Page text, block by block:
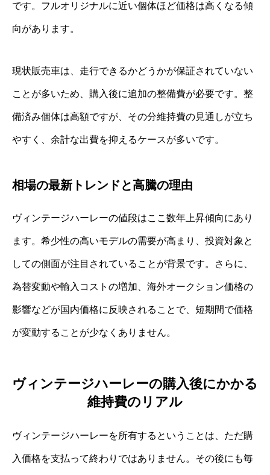
です。フルオリジナルに近い個体ほど価格は高くなる傾
向があります。
現状販売車は、走行できるかどうかが保証されていない
ことが多いため、購入後に追加の整備費が必要です。整
備済み個体は高額ですが、その分維持費の見通しが立ち
やすく、余計な出費を抑えるケースが多いです。
相場の最新トレンドと高騰の理由
ヴィンテージハーレーの値段はここ数年上昇傾向にあり
ます。希少性の高いモデルの需要が高まり、投資対象と
しての側面が注目されていることが背景です。さらに、
為替変動や輸入コストの増加、海外オークション価格の
影響などが国内価格に反映されることで、短期間で価格
が変動することが少なくありません。
ヴィンテージハーレーの購入後にかかる
維持費のリアル
ヴィンテージハーレーを所有するということは、ただ購
入価格を支払って終わりではありません。その後にも毎